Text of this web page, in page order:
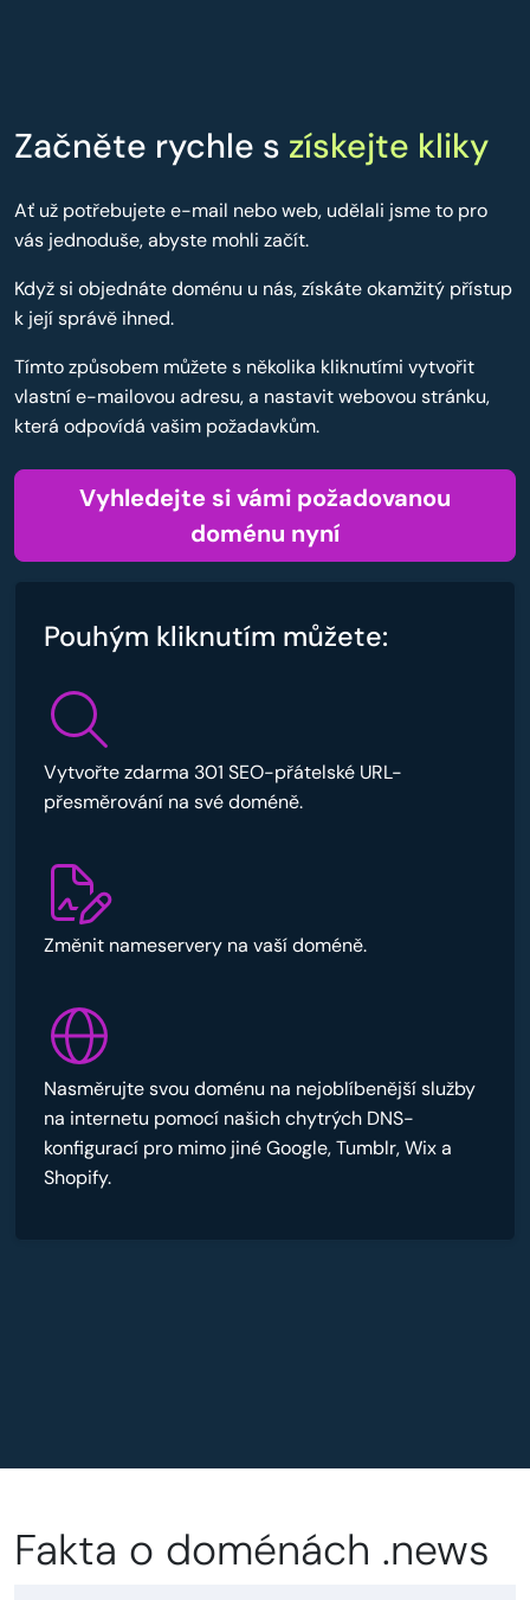
Začněte rychle s získejte kliky
Ať už potřebujete e-mail nebo web, udělali jsme to pro
vás jednoduše, abyste mohli začít.
Když si objednáte doménu u nás, získáte okamžitý přístup
k její správě ihned.
Tímto způsobem můžete s několika kliknutími vytvořit
vlastní e-mailovou adresu, a nastavit webovou stránku,
která odpovídá vašim požadavkům.
Vyhledejte si vámi požadovanou
doménu nyní
Pouhým kliknutím můžete:
Vytvořte zdarma 301 SEO-přátelské URL-
přesměrování na své doméně.
Změnit nameservery na vaší doméně.
Nasměrujte svou doménu na nejoblíbenější služby
na internetu pomocí našich chytrých DNS-
konfigurací pro mimo jiné Google, Tumblr, Wix a
Shopify.
Fakta o doménách .news